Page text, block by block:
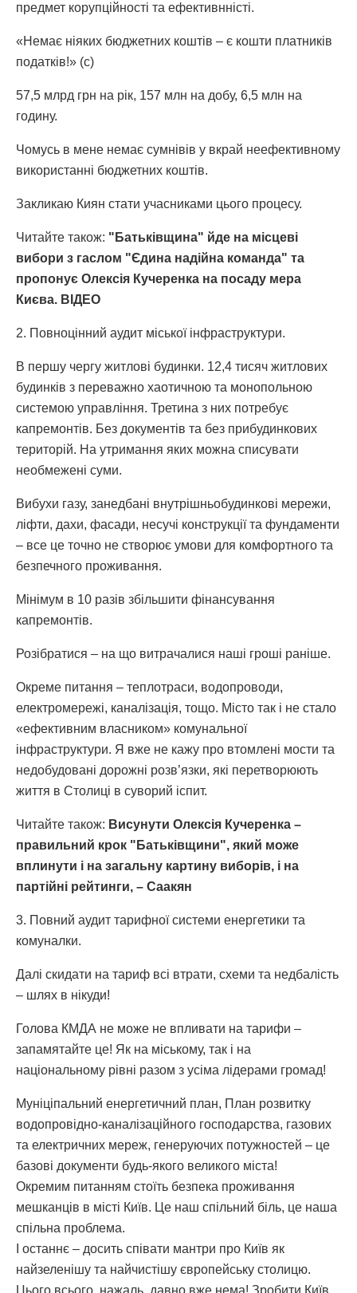
предмет корупційності та ефективнністі.
«Немає ніяких бюджетних коштів – є кошти платників
податків!» (с)
57,5 млрд грн на рік, 157 млн на добу, 6,5 млн на
годину.
Чомусь в мене немає сумнівів у вкрай неефективному
використанні бюджетних коштів.
Закликаю Киян стати учасниками цього процесу.
Читайте також: "Батьківщина" йде на місцеві
вибори з гаслом "Єдина надійна команда" та
пропонує Олексія Кучеренка на посаду мера
Києва. ВІДЕО
2. Повноцінний аудит міської інфраструктури.
В першу чергу житлові будинки. 12,4 тисяч житлових
будинків з переважно хаотичною та монопольною
системою управління. Третина з них потребує
капремонтів. Без документів та без прибудинкових
територій. На утримання яких можна списувати
необмежені суми.
Вибухи газу, занедбані внутрішньобудинкові мережи,
ліфти, дахи, фасади, несучі конструкції та фундаменти
– все це точно не створює умови для комфортного та
безпечного проживання.
Мінімум в 10 разів збільшити фінансування
капремонтів.
Розібратися – на що витрачалися наші гроші раніше.
Окреме питання – теплотраси, водопроводи,
електромережі, каналізація, тощо. Місто так і не стало
«ефективним власником» комунальної
інфраструктури. Я вже не кажу про втомлені мости та
недобудовані дорожні розв’язки, які перетворюють
життя в Столиці в суворий іспит.
Читайте також: Висунути Олексія Кучеренка –
правильний крок "Батьківщини", який може
вплинути і на загальну картину виборів, і на
партійні рейтинги, – Саакян
3. Повний аудит тарифної системи енергетики та
комуналки.
Далі скидати на тариф всі втрати, схеми та недбалість
– шлях в нікуди!
Голова КМДА не може не впливати на тарифи –
запамятайте це! Як на міському, так і на
національному рівні разом з усіма лідерами громад!
Муніціпальний енергетичний план, План розвитку
водопровідно-каналізаційного господарства, газових
та електричних мереж, генеруючих потужностей – це
базові документи будь-якого великого міста!
Окремим питанням стоїть безпека проживання
мешканців в місті Київ. Це наш спільний біль, це наша
спільна проблема.
І останнє – досить співати мантри про Київ як
найзеленішу та найчистішу європейську столицю.